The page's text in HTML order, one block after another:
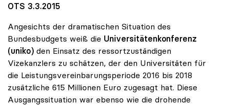
OTS 3.3.2015
Angesichts der dramatischen Situation des
Bundesbudgets weiß die Universitätenkonferenz
(uniko) den Einsatz des ressortzuständigen
Vizekanzlers zu schätzen, der den Universitäten für
die Leistungsvereinbarungsperiode 2016 bis 2018
zusätzliche 615 Millionen Euro zugesagt hat. Diese
Ausgangssituation war ebenso wie die drohende